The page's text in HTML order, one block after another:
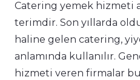
Catering yemek hizmeti
terimdir. Son yıllarda
haline gelen catering,
anlamında kullanılır.
hizmeti veren firmalar bu